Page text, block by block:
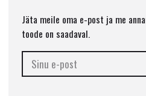
Jäta meile oma e-post ja me
toode on saadaval.